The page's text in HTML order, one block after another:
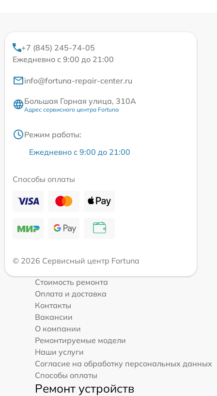
+7 (845) 245-74-05
Ежедневно с 9:00 до 21:00
info@fortuna-repair-center.ru
Большая Горная улица, 310А
Адрес сервисного центра Fortuna
Режим работы:
Ежедневно с 9:00 до 21:00
Способы оплаты
© 2026 Сервисный центр Fortuna
Стоимость ремонта
Оплата и доставка
Контакты
Вакансии
О компании
Ремонтируемые модели
Наши услуги
Согласие на обработку персональных данных
Способы оплаты
Ремонт устройств